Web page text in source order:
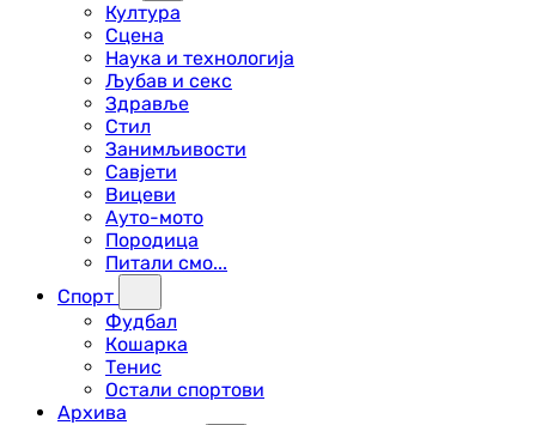
Култура
Сцена
Наука и технологија
Љубав и секс
Здравље
Стил
Занимљивости
Савјети
Вицеви
Ауто-мото
Породица
Питали смо...
Спорт
Фудбал
Кошарка
Тенис
Остали спортови
Архива